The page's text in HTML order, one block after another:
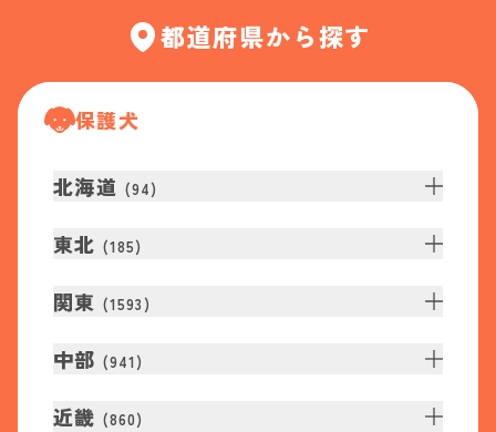
都道府県から探す
保護犬
北海道 (94)
東北 (185)
関東 (1593 )
中部 (941 )
近畿 (860)